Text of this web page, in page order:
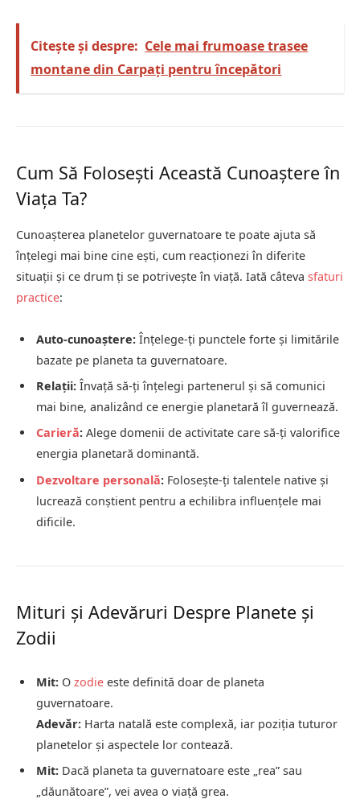
Citește și despre: Cele mai frumoase trasee
montane din Carpați pentru începători
Cum Să Folosești Această Cunoaștere în
Viața Ta?
Cunoașterea planetelor guvernatoare te poate ajuta să
înțelegi mai bine cine ești, cum reacționezi în diferite
situații și ce drum ți se potrivește în viață. Iată câteva sfaturi
practice:
Auto-cunoaștere: Înțelege-ți punctele forte și limitările
bazate pe planeta ta guvernatoare.
Relații: Învață să-ți înțelegi partenerul și să comunici
mai bine, analizând ce energie planetară îl guvernează.
Carieră: Alege domenii de activitate care să-ți valorifice
energia planetară dominantă.
Dezvoltare personală: Folosește-ți talentele native și
lucrează conștient pentru a echilibra influențele mai
dificile.
Mituri și Adevăruri Despre Planete și
Zodii
Mit: O zodie este definită doar de planeta
guvernatoare.
Adevăr: Harta natală este complexă, iar poziția tuturor
planetelor și aspectele lor contează.
Mit: Dacă planeta ta guvernatoare este „rea” sau
„dăunătoare”, vei avea o viață grea.